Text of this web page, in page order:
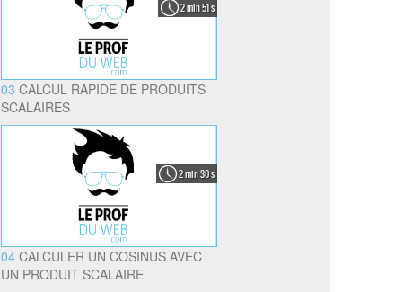
2 min 51 s
03CALCUL RAPIDE DE PRODUITS
SCALAIRES
2 min 30 s
04CALCULER UN COSINUS AVEC
UN PRODUIT SCALAIRE